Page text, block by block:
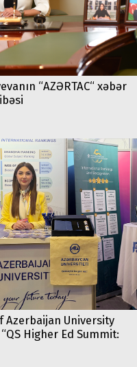
“AZƏRTAC“ xəbər
Azerbaijan University
Higher Ed Summit: